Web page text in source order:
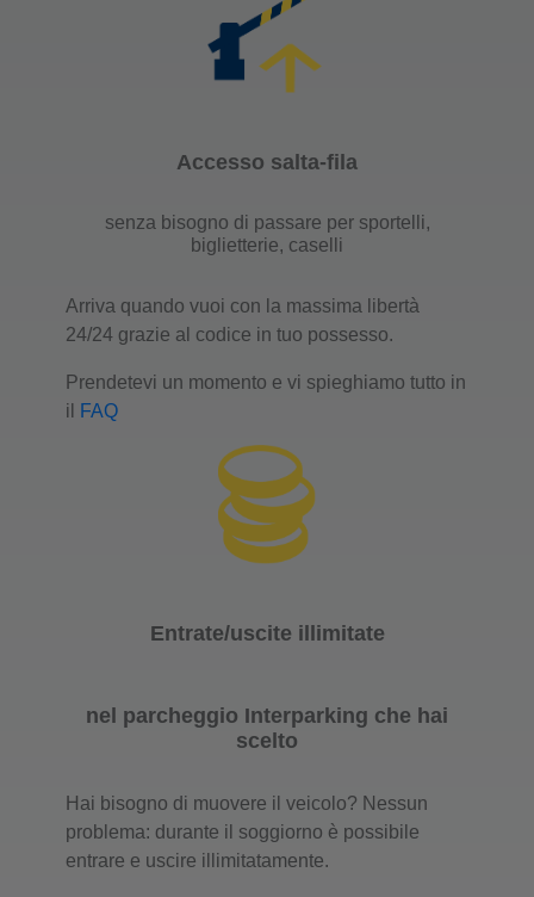
Accesso salta-fila
senza bisogno di passare per sportelli,
biglietterie, caselli
Arriva quando vuoi con la massima libertà
24/24 grazie al codice in tuo possesso.
Prendetevi un momento e vi spieghiamo tutto in
il
FAQ
Entrate/uscite illimitate
nel parcheggio Interparking che hai
scelto
Hai bisogno di muovere il veicolo? Nessun
problema: durante il soggiorno è possibile
entrare e uscire illimitatamente.